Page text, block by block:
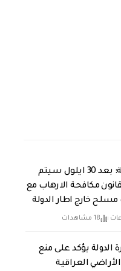
ادارة الدولة: بعد 30 ايلول سيتم
مكافحة الارهاب مع
خارج اطار الدولة
18 مشاهدات
الدولة يؤكد على منع
العراقية